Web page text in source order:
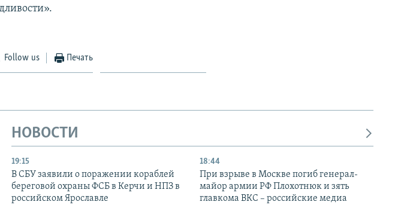
Follow us Печать
НОВОСТИ
19:15
В СБУ заявили о поражении кораблей
береговой охраны ФСБ в Керчи и НПЗ в
российском Ярославле
18:44
При взрыве в Москве погиб генерал-
майор армии РФ Плохотнюк и зять
главкома ВКС – российские медиа